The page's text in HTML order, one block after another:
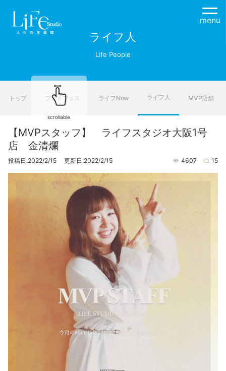
menu
ライフ人
Life People
トップ フォトフェス ライフNow ライフ人 MVP店舗
scrollable
【MVPスタッフ】 ライフスタジオ大阪1号
店 金清爛
投稿日:2022/2/15 更新日:2022/2/15 4607 15